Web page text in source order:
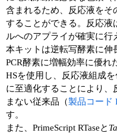
含まれるため、反応液をそ
することができる。反応液
ルへのアプライが確実に行
本キットは逆転写酵素に伸
PCR酵素に増幅効率に優れ
HSを使用し、反応液組成
に至適化することにより、
まない従来品（製品コード
す。
また、PrimeScript RTaseと